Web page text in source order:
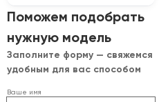
материала сильно
сильного оплавления и
«закипания» края.
Лазерная гравировка
полистирола крайне
сложна: материал
моментально плавится
и исчезает под лучом
Поможем подобрать
нужную модель
Заполните форму — свяжемся
удобным для вас способом
Ваше имя